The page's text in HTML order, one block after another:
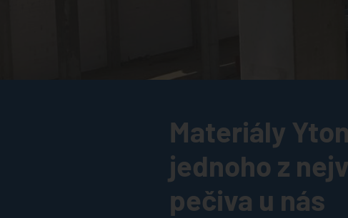
Materiály
jednoho z
pečiva u nás